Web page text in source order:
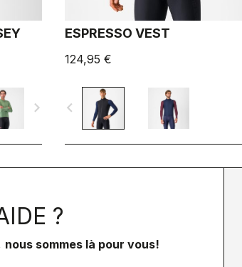
navigate_next
ESPRESSO VEST
124,95 €
navigate_before
?
nous sommes là pour vous!